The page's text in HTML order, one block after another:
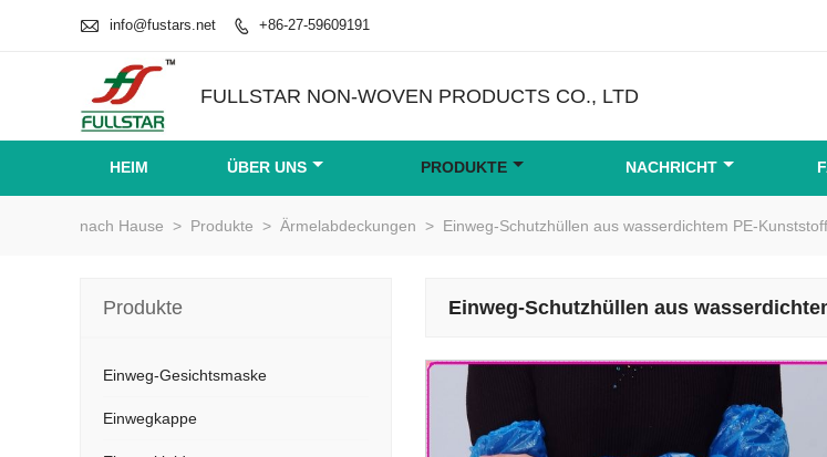
 info@fustars.net  +86-27-59609191
FULLSTAR NON-WOVEN PRODUCTS CO., LTD
HEIM ÜBER UNS PRODUKTE NACHRICHT
nach Hause > Produkte > Ärmelabdeckungen > Einweg-Schutzhüllen aus wasserdichtem PE-Kunststoff
Einweg-Schutzhüllen aus
Produkte
Einweg-Gesichtsmaske
Einwegkappe